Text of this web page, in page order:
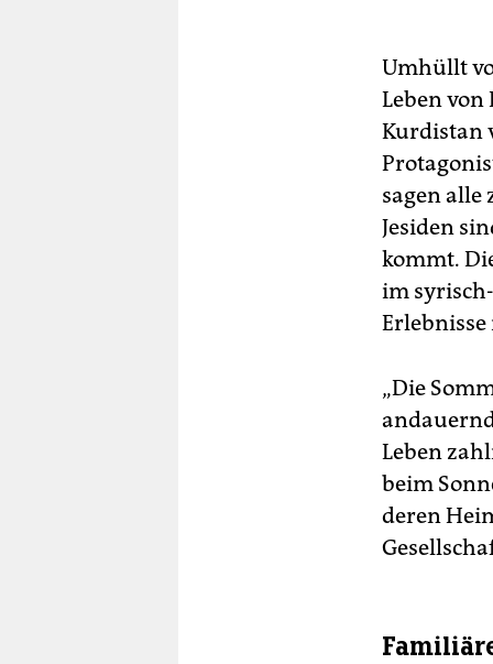
Umhüllt
Leben von
Kurdistan
sagen alle
Jesiden
kommt.
im
„Die
Leben
beim
deren